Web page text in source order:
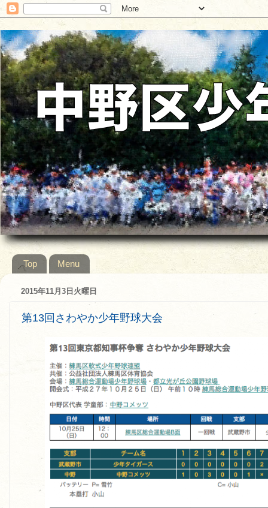
Top Menu
2015年11月3日火曜日
第13回さわやか少年野球大会